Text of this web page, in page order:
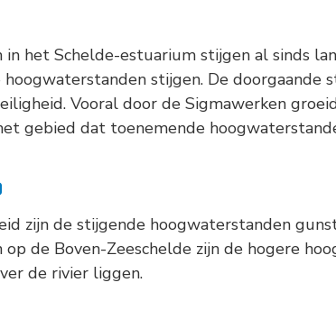
het Schelde-estuarium stijgen al sinds
stijgen. De doorgaande
Vooral door de Sigmawerken
gebied dat toenemende
zijn de stijgende hoogwaterstanden
de Boven-Zeeschelde zijn de hogere
de rivier liggen.